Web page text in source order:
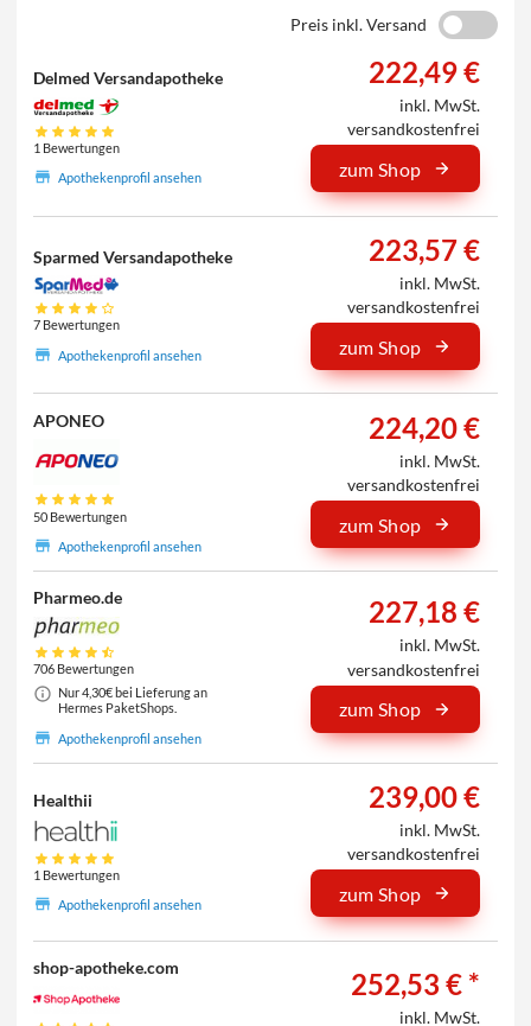
Preis inkl. Versand
Delmed Versandapotheke
1 Bewertungen
Apothekenprofil ansehen
222,49 €
inkl. MwSt.
versandkostenfrei
zum Shop
Sparmed Versandapotheke
7 Bewertungen
Apothekenprofil ansehen
223,57 €
inkl. MwSt.
versandkostenfrei
zum Shop
APONEO
50 Bewertungen
Apothekenprofil ansehen
224,20 €
inkl. MwSt.
versandkostenfrei
zum Shop
Pharmeo.de
706 Bewertungen
Nur 4,30€ bei Lieferung an
Hermes PaketShops.
Apothekenprofil ansehen
227,18 €
inkl. MwSt.
versandkostenfrei
zum Shop
Healthii
1 Bewertungen
Apothekenprofil ansehen
239,00 €
inkl. MwSt.
versandkostenfrei
zum Shop
shop-apotheke.com 252,53 € *
inkl. MwSt.